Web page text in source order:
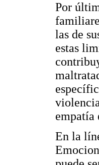
Por
las de
estas
empatía
En la